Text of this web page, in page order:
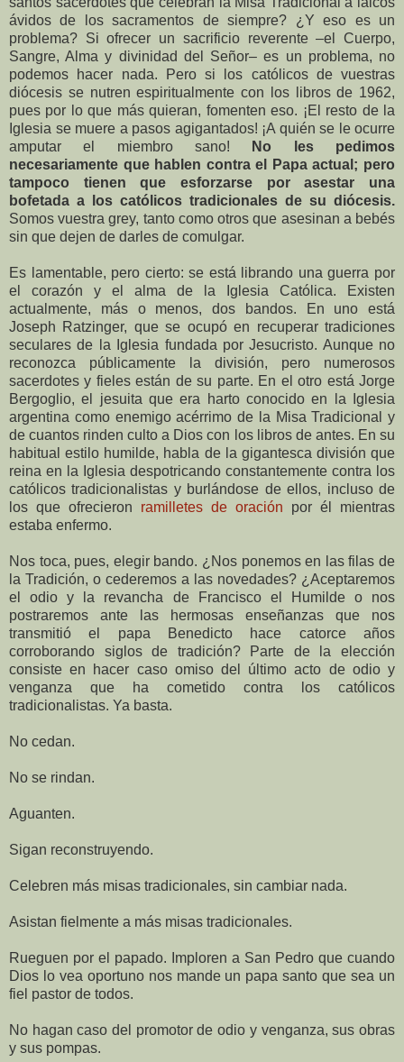
ávidos de los sacramentos de siempre? ¿Y eso es un
problema? Si ofrecer un sacrificio reverente –el Cuerpo,
Sangre, Alma y divinidad del Señor– es un problema, no
podemos hacer nada. Pero si los católicos de vuestras
diócesis se nutren espiritualmente con los libros de 1962,
pues por lo que más quieran, fomenten eso. ¡El resto de la
Iglesia se muere a pasos agigantados! ¡A quién se le ocurre
amputar el miembro sano! No les pedimos
necesariamente que hablen contra el Papa actual; pero
tampoco tienen que esforzarse por asestar una
bofetada a los católicos tradicionales de su diócesis.
Somos vuestra grey, tanto como otros que asesinan a bebés
sin que dejen de darles de comulgar.
Es lamentable, pero cierto: se está librando una guerra por
el corazón y el alma de la Iglesia Católica. Existen
actualmente, más o menos, dos bandos. En uno está
Joseph Ratzinger, que se ocupó en recuperar tradiciones
seculares de la Iglesia fundada por Jesucristo. Aunque no
reconozca públicamente la división, pero numerosos
sacerdotes y fieles están de su parte. En el otro está Jorge
Bergoglio, el jesuita que era harto conocido en la Iglesia
argentina como enemigo acérrimo de la Misa Tradicional y
de cuantos rinden culto a Dios con los libros de antes. En su
habitual estilo humilde, habla de la gigantesca división que
reina en la Iglesia despotricando constantemente contra los
católicos tradicionalistas y burlándose de ellos, incluso de
los que ofrecieron ramilletes de oración por él mientras
estaba enfermo.
Nos toca, pues, elegir bando. ¿Nos ponemos en las filas de
la Tradición, o cederemos a las novedades? ¿Aceptaremos
el odio y la revancha de Francisco el Humilde o nos
postraremos ante las hermosas enseñanzas que nos
transmitió el papa Benedicto hace catorce años
corroborando siglos de tradición? Parte de la elección
consiste en hacer caso omiso del último acto de odio y
venganza que ha cometido contra los católicos
tradicionalistas. Ya basta.
No cedan.
No se rindan.
Aguanten.
Sigan reconstruyendo.
Celebren más misas tradicionales, sin cambiar nada.
Asistan fielmente a más misas tradicionales.
Rueguen por el papado. Imploren a San Pedro que cuando
Dios lo vea oportuno nos mande un papa santo que sea un
fiel pastor de todos.
No hagan caso del promotor de odio y venganza, sus obras
y sus pompas.